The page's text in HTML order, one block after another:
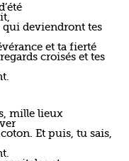
qui deviendront tes
et ta fierté
croisés et tes
mille lieux
Et puis, tu sais,